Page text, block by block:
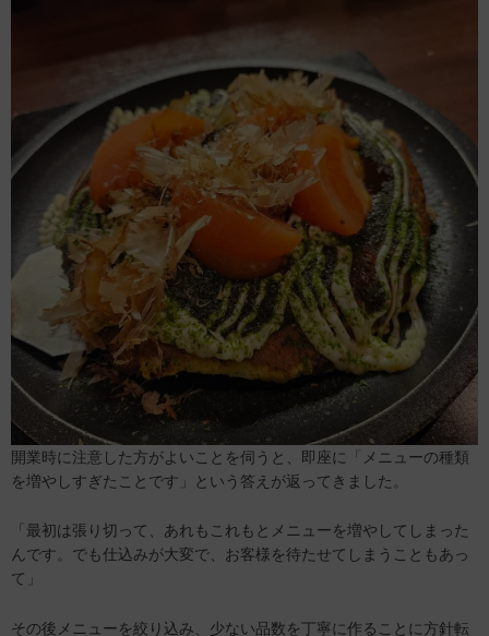
開業時に注意した方がよいことを伺うと、即座に「メニューの種類
を増やしすぎたことです」という答えが返ってきました。
「最初は張り切って、あれもこれもとメニューを増やしてしまった
んです。でも仕込みが大変で、お客様を待たせてしまうこともあっ
て」
その後メニューを絞り込み、少ない品数を丁寧に作ることに方針転